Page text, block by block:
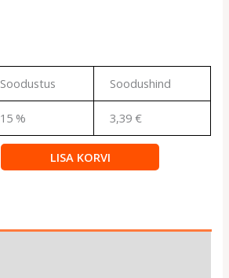
Soodustus Soodushind
15 % 3,39€
LISA KORVI